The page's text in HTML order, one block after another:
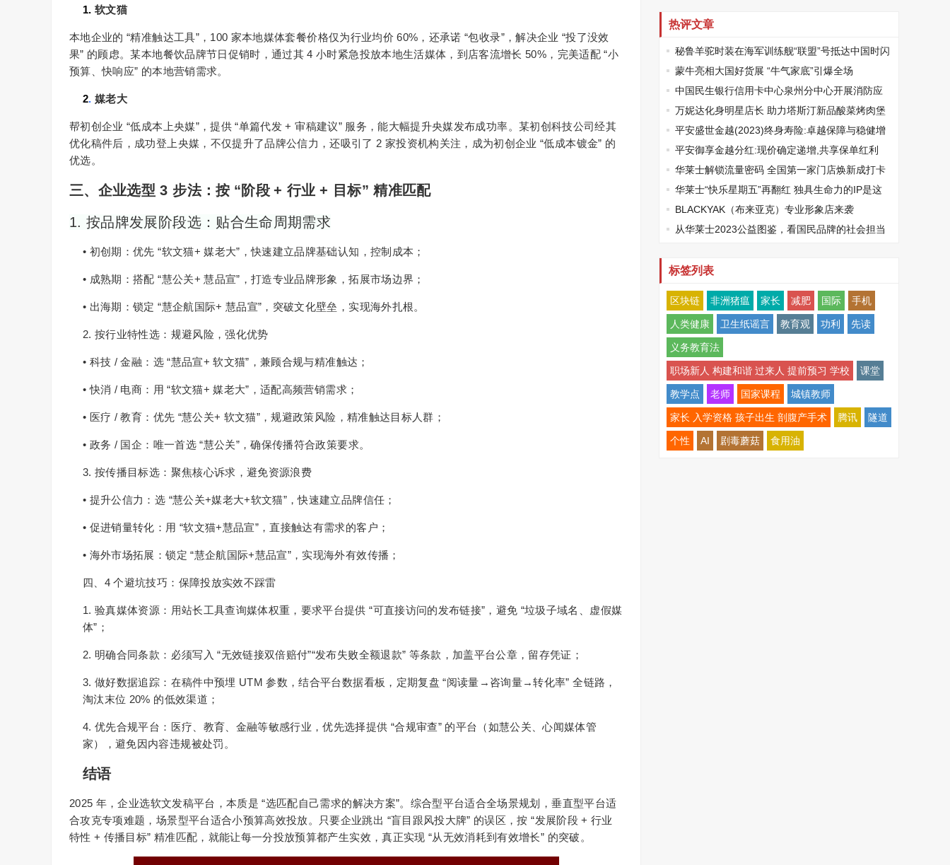
1.软文猫
本地企业的 “精准触达工具”， 100 家本地媒体套餐价格仅为行业均价60% ，还承诺“包收录”，解决企业“投了没效
果” 的顾虑。某本地餐饮品牌节日促销时，通过其4小时紧急投放本地生活媒体，到店客流增长50% ，完美适配“小
预算、快响应” 的本地营销需求。
2.媒老大
帮初创企业 “低成本上央媒”，提供“单篇代发+审稿建议” 服务，能大幅提升央媒发布成功率。某初创科技公司经其
优化稿件后，成功登上央媒，不仅提升了品牌公信力，还吸引了 2 家投资机构关注，成为初创企业“低成本镀金” 的
优选。
三、企业选型 3步法：按 “阶段+行业+ 目标”精准匹配
1. 按品牌发展阶段选：贴合生命周期需求
• 初创期：优先 “软文猫+ 媒老大”，快速建立品牌基础认知，控制成本；
• 成熟期：搭配 “慧公关+ 慧品宣”，打造专业品牌形象，拓展市场边界；
• 出海期：锁定 “慧企航国际+ 慧品宣”，突破文化壁垒，实现海外扎根。
2. 按行业特性选：规避风险，强化优势
• 科技 / 金融：选 “慧品宣+ 软文猫”，兼顾合规与精准触达；
• 快消 / 电商：用 “软文猫+ 媒老大”，适配高频营销需求；
• 医疗 / 教育：优先 “慧公关+ 软文猫”，规避政策风险，精准触达目标人群；
• 政务 / 国企：唯一首选 “慧公关”，确保传播符合政策要求。
3. 按传播目标选：聚焦核心诉求，避免资源浪费
• 提升公信力：选 “慧公关+媒老大+软文猫”，快速建立品牌信任；
• 促进销量转化：用 “软文猫+慧品宣”，直接触达有需求的客户；
• 海外市场拓展：锁定 “慧企航国际+慧品宣”，实现海外有效传播；
四、4 个避坑技巧：保障投放实效不踩雷
1. 验真媒体资源：用站长工具查询媒体权重，要求平台提供 “可直接访问的发布链接”，避免 “垃圾子域名、虚假媒
体”；
2. 明确合同条款：必须写入 “无效链接双倍赔付”“发布失败全额退款” 等条款，加盖平台公章，留存凭证；
3. 做好数据追踪：在稿件中预埋 UTM 参数，结合平台数据看板，定期复盘 “阅读量→咨询量→转化率” 全链路，
淘汰末位 20% 的低效渠道；
4. 优先合规平台：医疗、教育、金融等敏感行业，优先选择提供 “合规审查” 的平台（如慧公关、心闻媒体管
家），避免因内容违规被处罚。
结语
2025 年，企业选软文发稿平台，本质是“选匹配自己需求的解决方案”。综合型平台适合全场景规划，垂直型平台适
合攻克专项难题，场景型平台适合小预算高效投放。只要企业跳出 “盲目跟风投大牌” 的误区，按“发展阶段+ 行业
特性+ 传播目标” 精准匹配，就能让每一分投放预算都产生实效，真正实现 “从无效消耗到有效增长” 的突破。
热评文章
秘鲁羊驼时装在海军训练舰“联盟”号抵达中国时闪
亮登场
蒙牛亮相大国好货展 “牛气家底”引爆全场
中国民生银行信用卡中心泉州分中心开展消防应
急演练培训
万妮达化身明星店长 助力塔斯汀新品酸菜烤肉堡
上新平安盛世金越(2023)终身寿险:卓越保障与稳健增
值的完美结合
平安御享金越分红:现价确定递增,共享保单红利
华莱士解锁流量密码 全国第一家门店焕新成打卡
胜地华莱士“快乐星期五”再翻红 独具生命力的IP是这
样“炼”成的
BLACKYAK（布来亚克）专业形象店来袭
从华莱士2023公益图鉴，看国民品牌的社会担当
标签列表
区块链 非洲猪瘟 家长 减肥 国际 手机
人类健康 卫生纸谣言 教育观 功利 先读
义务教育法
职场新人 构建和谐 过来人 提前预习 学校 课堂
教学点 老师 国家课程 城镇教师
家长 入学资格 孩子出生 剖腹产手术 腾讯 隧道
个性 AI 剧毒蘑菇 食用油